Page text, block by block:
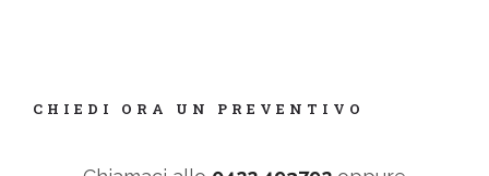
CHIEDI ORA UN PREVENTIVO